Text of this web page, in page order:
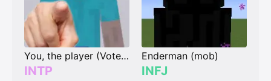
You, the player (Vote your type)
INTP
Enderman (mob)
INFJ